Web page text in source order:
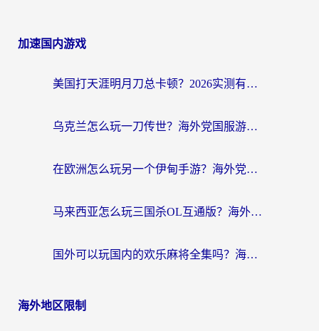
加速国内游戏
美国打天涯明月刀总卡顿？2026实测有效的加速器推荐（附跨平台使用技巧）
乌克兰怎么玩一刀传世？海外党国服游戏加速终极指南（附天下-异兽山海街头篮球实测）
在欧洲怎么玩另一个伊甸手游？海外党亲测有效的国服游戏加速指南
马来西亚怎么玩三国杀OL互通版？海外党必看的国服游戏加速器避坑指南
国外可以玩国内的欢乐麻将全集吗？海外党亲测有效的国服游戏加速指南
海外地区限制